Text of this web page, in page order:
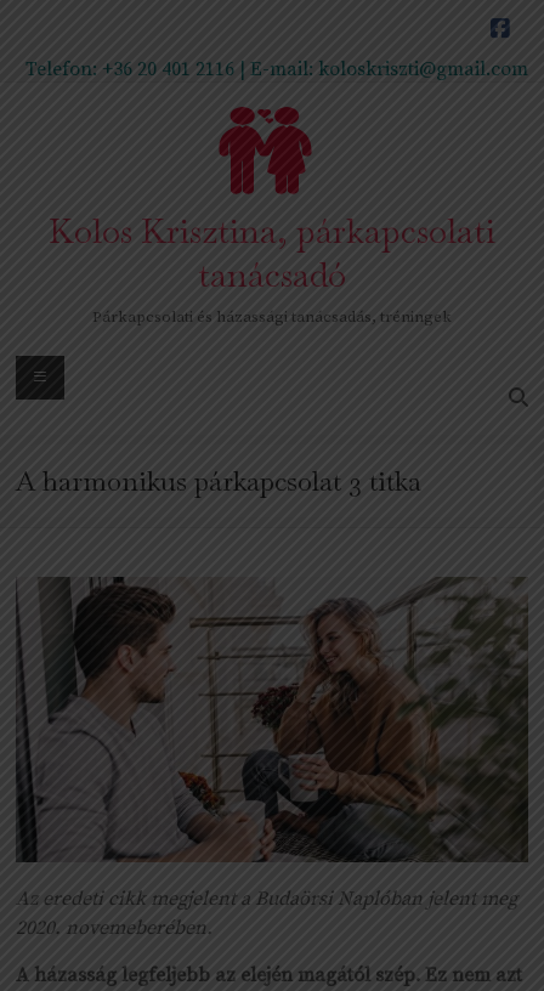
content
Telefon: +36 20 401 2116 | E-mail: koloskriszti@gmail.com
Kolos Krisztina, párkapcsolati
tanácsadó
Párkapcsolati és házassági tanácsadás, tréningek
Menu
A harmonikus párkapcsolat 3 titka
Az eredeti cikk megjelent a Budaörsi Naplóban jelent meg
2020. novemeberében.
A házasság legfeljebb az elején magától szép. Ez nem azt